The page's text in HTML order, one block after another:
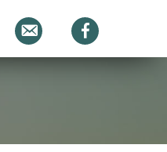
E-
mail
Facebook